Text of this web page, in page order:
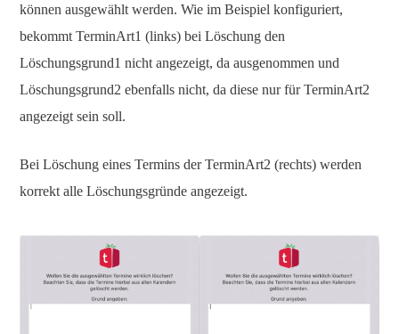
können ausgewählt werden. Wie im Beispiel konfiguriert,
bekommt TerminArt1 (links) bei Löschung den
Löschungsgrund1 nicht angezeigt, da ausgenommen und
Löschungsgrund2 ebenfalls nicht, da diese nur für TerminArt2
angezeigt sein soll.
Bei Löschung eines Termins der TerminArt2 (rechts) werden
korrekt alle Löschungsgründe angezeigt.